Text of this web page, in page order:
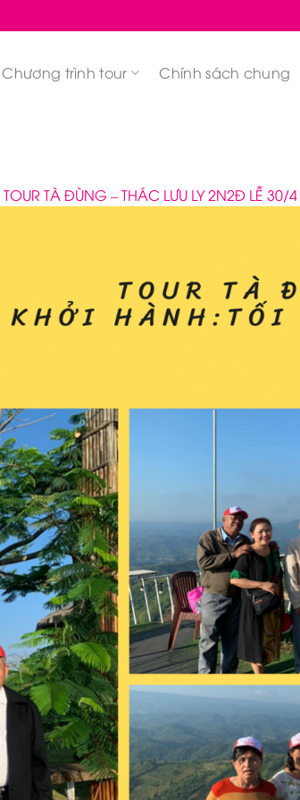
Chương trình tour Chính sách chung
TOUR TÀ ĐÙNG – THÁC LƯU LY 2N2Đ LỄ 30/4